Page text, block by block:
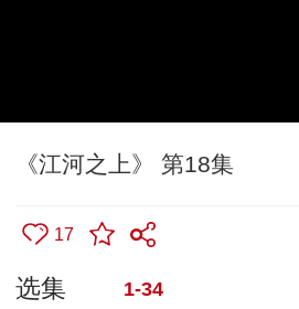
《江河之上》 第18集
17
选集 1-34